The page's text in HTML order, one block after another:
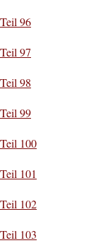
Teil 96
Teil 97
Teil 98
Teil 99
Teil 100
Teil 101
Teil 102
Teil 103